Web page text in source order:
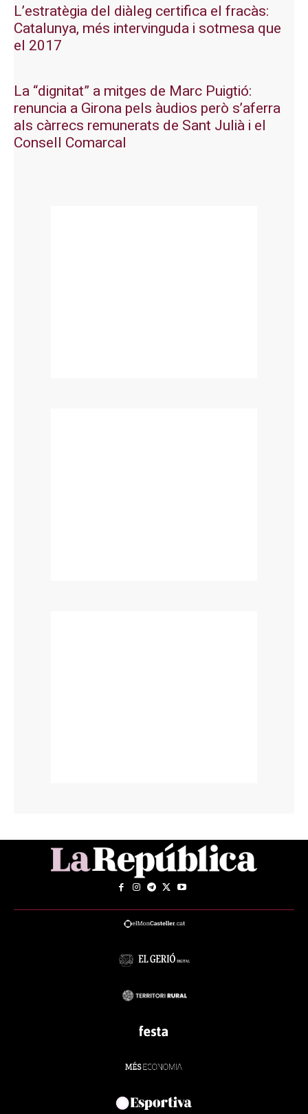
L’estratègia del diàleg certifica el fracàs:
Catalunya, més intervinguda i sotmesa que
el 2017
La “dignitat” a mitges de Marc Puigtió:
renuncia a Girona pels àudios però s’aferra
als càrrecs remunerats de Sant Julià i el
Consell Comarcal